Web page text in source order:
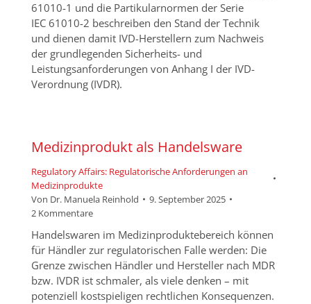
61010-1 und die Partikularnormen der Serie
IEC 61010-2 beschreiben den Stand der Technik
und dienen damit IVD-Herstellern zum Nachweis
der grundlegenden Sicherheits- und
Leistungsanforderungen von Anhang I der IVD-
Verordnung (IVDR).
Medizinprodukt als Handelsware
Regulatory Affairs: Regulatorische Anforderungen an
Medizinprodukte
Von Dr. Manuela Reinhold
9. September 2025
2 Kommentare
Handelswaren im Medizinproduktebereich können
für Händler zur regulatorischen Falle werden: Die
Grenze zwischen Händler und Hersteller nach MDR
bzw. IVDR ist schmaler, als viele denken – mit
potenziell kostspieligen rechtlichen Konsequenzen.